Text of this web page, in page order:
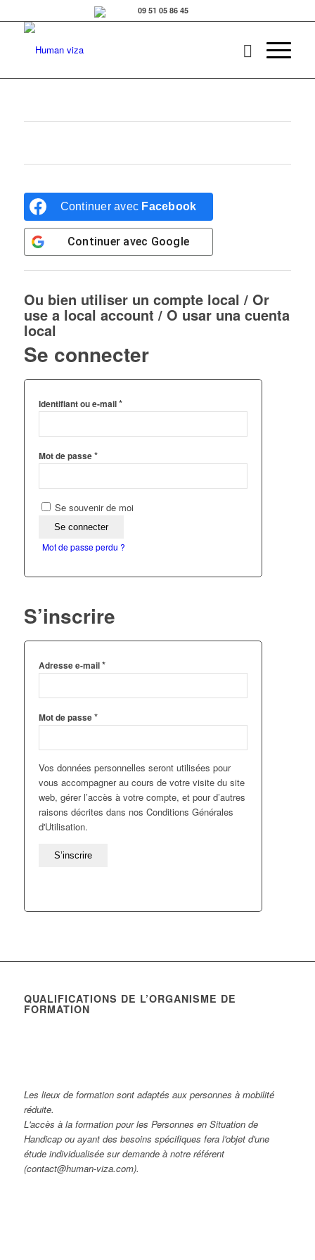
Continuer avec Facebook
Continuer avec Google
Ou bien utiliser un compte local / Or
use a local account / O usar una cuenta
local
Se connecter
Identifiant ou e-mail*
Mot de passe*
Se souvenir de moi
Se connecter
Mot de passe perdu ?
S’inscrire
Adresse e-mail*
Mot de passe*
Vos données personnelles seront utilisées pour
vous accompagner au cours de votre visite du site
web, gérer l’accès à votre compte, et pour d’autres
raisons décrites dans nos Conditions Générales
d'Utilisation.
S’inscrire
QUALIFICATIONS DE L’ORGANISME DE
FORMATION
Les lieux de formation sont adaptés aux personnes à mobilité
réduite.
L'accès à la formation pour les Personnes en Situation de
Handicap ou ayant des besoins spécifiques fera l'objet d'une
étude individualisée sur demande à notre référent
(contact@human-viza.com).